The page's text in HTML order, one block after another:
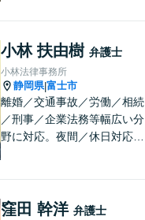
ください。
小林 扶由樹 弁護士
小林法律事務所
静岡県|富士市
離婚／交通事故／労働／相続
／刑事／企業法務等幅広い分
野に対応。夜間／休日対応
窪田 幹洋 弁護士